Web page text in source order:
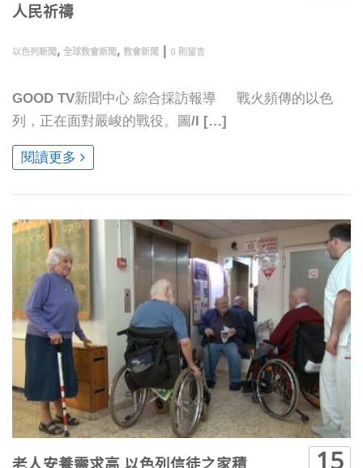
人民祈禱
以色列新聞 , 全球教會新聞 , 教會新聞 0 則留言
GOOD TV新聞中心 綜合採訪報導 戰火頻傳的以色
列，正在面對嚴峻的戰役。圖/I […]
閱讀更多
老人安養需求高 以色列信徒之家積 15